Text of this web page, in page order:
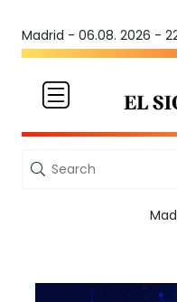
Madrid - 06.08. 2026 -